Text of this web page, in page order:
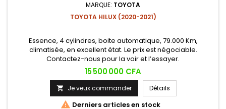
MARQUE: TOYOTA
TOYOTA HILUX (2020-2021)
Essence, 4 cylindres, boite automatique, 79.000 Km,
climatisée, en excellent état. Le prix est négociable.
Contactez-nous pour la voir et l’essayer.
Prix
15 500 000 CFA
 Je veux commander Détails
 Derniers articles en stock